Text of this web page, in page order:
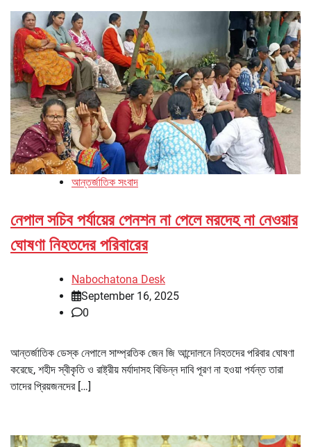
আন্তর্জাতিক সংবাদ
নেপাল সচিব পর্যায়ের পেনশন না পেলে মরদেহ না নেওয়ার
ঘোষণা নিহতদের পরিবারের
Nabochatona Desk
September 16, 2025
0
আন্তর্জাতিক ডেস্ক নেপালে সাম্প্রতিক জেন জি আন্দোলনে নিহতদের পরিবার ঘোষণা
করেছে, শহীদ স্বীকৃতি ও রাষ্ট্রীয় মর্যাদাসহ বিভিন্ন দাবি পূরণ না হওয়া পর্যন্ত তারা
তাদের প্রিয়জনদের […]